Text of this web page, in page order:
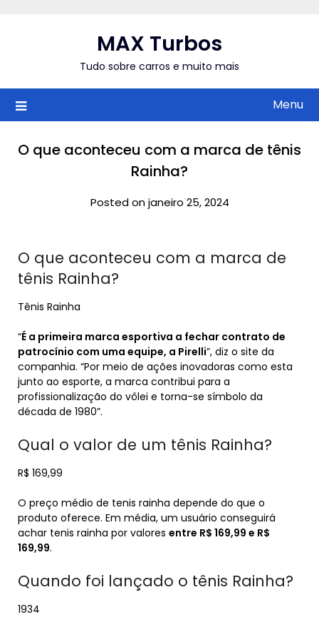
MAX Turbos
Tudo sobre carros e muito mais
Menu
O que aconteceu com a marca de tênis
Rainha?
Posted on janeiro 25, 2024
O que aconteceu com a marca de
tênis Rainha?
Tênis Rainha
“É a primeira marca esportiva a fechar contrato de
patrocínio com uma equipe, a Pirelli”, diz o site da
companhia. “Por meio de ações inovadoras como esta
junto ao esporte, a marca contribui para a
profissionalização do vôlei e torna-se símbolo da
década de 1980”.
Qual o valor de um tênis Rainha?
R$ 169,99
O preço médio de tenis rainha depende do que o
produto oferece. Em média, um usuário conseguirá
achar tenis rainha por valores entre R$ 169,99 e R$
169,99.
Quando foi lançado o tênis Rainha?
1934